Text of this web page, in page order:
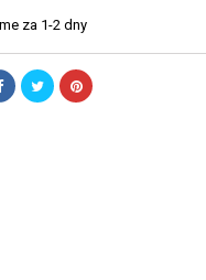
za 1-2 dny